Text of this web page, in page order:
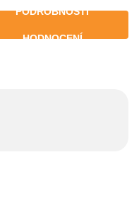
PODROBNOSTI
HODNOCENÍ